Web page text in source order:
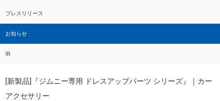
プレスリリース
お知らせ
IR
[新製品]『ジムニー専用 ドレスアップパーツ シリーズ』｜カー
アクセサリー